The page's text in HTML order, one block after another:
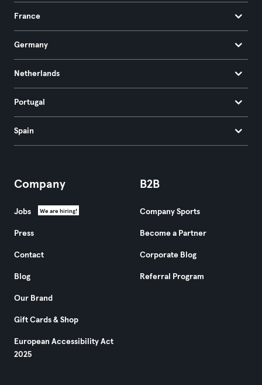
France
Germany
Netherlands
Portugal
Spain
Company
Jobs We are hiring!
Press
Contact
Blog
Our Brand
Gift Cards & Shop
European Accessibility Act
2025
B2B
Company Sports
Become a Partner
Corporate Blog
Referral Program